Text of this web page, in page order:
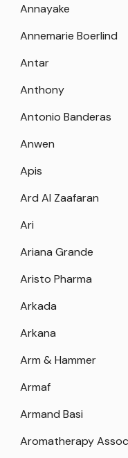
Annayake
Annemarie Boerlind
Antar
Anthony
Antonio Banderas
Anwen
Apis
Ard Al Zaafaran
Ari
Ariana Grande
Aristo Pharma
Arkada
Arkana
Arm & Hammer
Armaf
Armand Basi
Aromatherapy